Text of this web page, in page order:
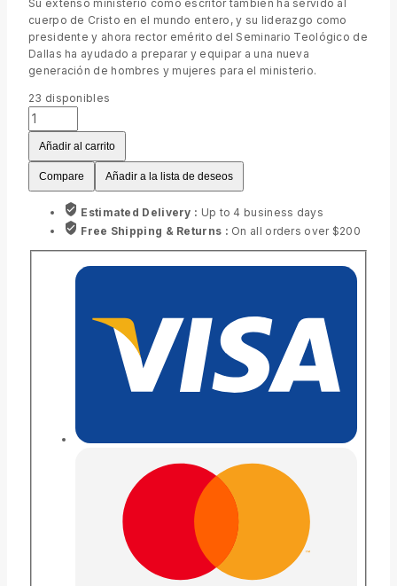
Su extenso ministerio como escritor también ha servido al
cuerpo de Cristo en el mundo entero, y su liderazgo como
presidente y ahora rector emérito del Seminario Teológico de
Dallas ha ayudado a preparar y equipar a una nueva
generación de hombres y mujeres para el ministerio.
23 disponibles
Añadir al carrito
Compare Añadir a la lista de deseos
Estimated Delivery : Up to 4 business days
Free Shipping & Returns : On all orders over $200